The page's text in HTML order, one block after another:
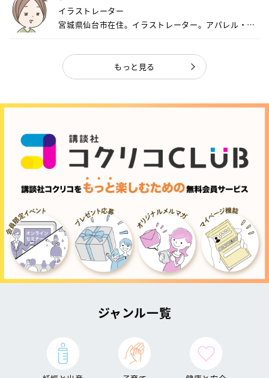
イラストレーター
宮城県仙台市在住。イラストレーター。アパレル・キ
もっと見る
ジャンル一覧